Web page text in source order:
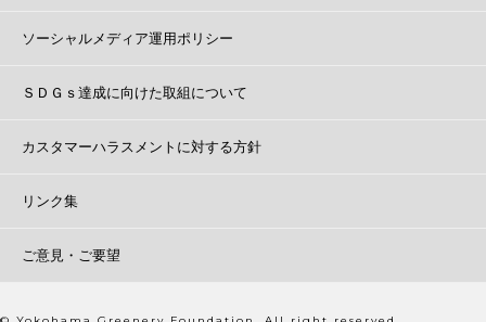
ソーシャルメディア運用ポリシー
ＳＤＧｓ達成に向けた取組について
カスタマーハラスメントに対する方針
リンク集
ご意見・ご要望